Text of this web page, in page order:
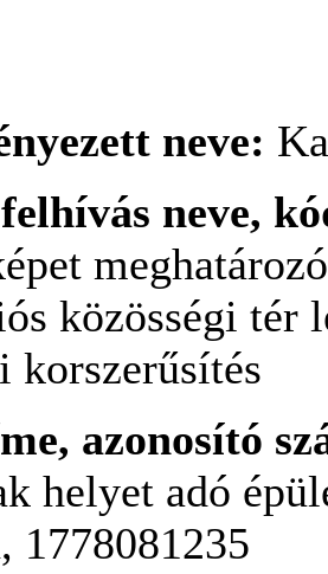
neve:
neve,
közösségi tér
korszerűsítés
azonosító
helyet adó
1778081235